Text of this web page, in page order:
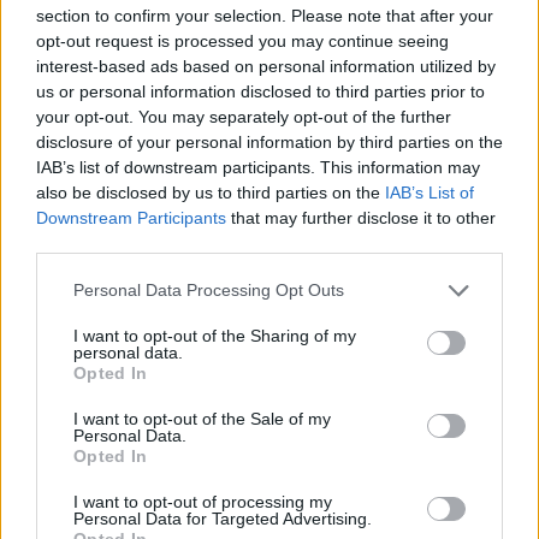
section to confirm your selection. Please note that after your
opt-out request is processed you may continue seeing
interest-based ads based on personal information utilized by
us or personal information disclosed to third parties prior to
your opt-out. You may separately opt-out of the further
disclosure of your personal information by third parties on the
IAB’s list of downstream participants. This information may
also be disclosed by us to third parties on the IAB’s List of
Downstream Participants that may further disclose it to other
Personal Data Processing Opt Outs
I want to opt-out of the Sharing of my
personal data.
Opted In
I want to opt-out of the Sale of my
Personal Data.
Opted In
I want to opt-out of processing my
Personal Data for Targeted Advertising.
Lokalredaktionen
Følg os på Discover
07. august 2026 kl. 11.03
BLOKHUS: Søndag 16. august forvandles Blokhus
Strand endnu en gang til en af Danmarks mest
20 nøje udvalgte fly lander direkte på den brede
sandstrand, hvor publikum kan opleve alt fra
moderne flytyper.
Det skriver Destination Blokhus i en
pressemeddelelse.